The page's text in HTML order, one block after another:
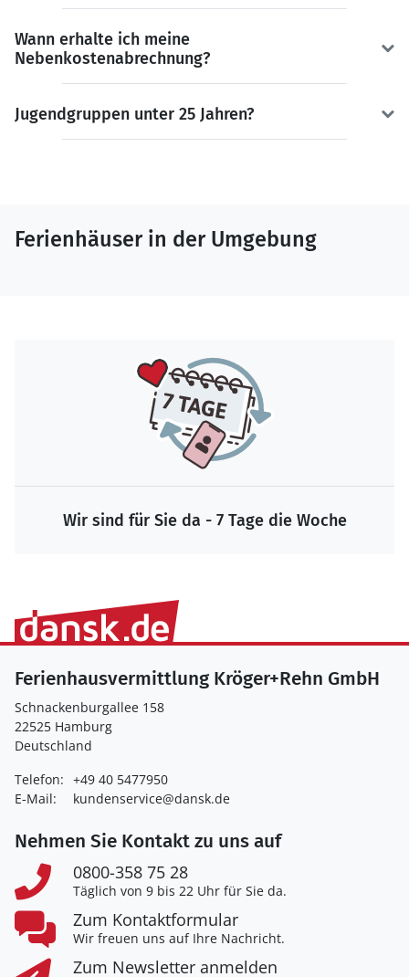
Wann erhalte ich meine
Nebenkostenabrechnung?
Jugendgruppen unter 25 Jahren?
Ferienhäuser in der Umgebung
Wir sind für Sie da - 7 Tage die Woche
Ferienhausvermittlung Kröger+Rehn GmbH
Schnackenburgallee 158
22525 Hamburg
Deutschland
Telefon: +49 40 5477950
E-Mail:
kundenservice@dansk.de
Nehmen Sie Kontakt zu uns auf
0800-358 75 28
Täglich von 9 bis 22 Uhr für Sie da.
Zum Kontaktformular
Wir freuen uns auf Ihre Nachricht.
Zum Newsletter anmelden